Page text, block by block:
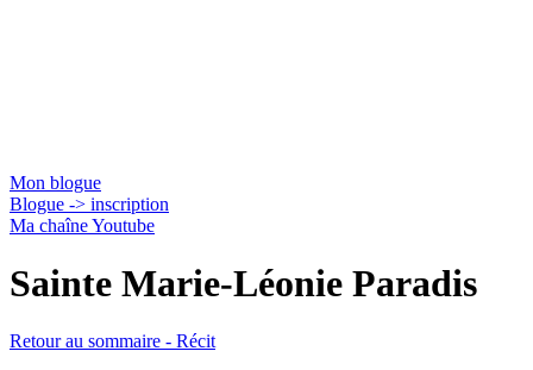
Mon blogue
Blogue -> inscription
Ma chaîne Youtube
Sainte Marie-Léonie Paradis
Retour au sommaire - Récit